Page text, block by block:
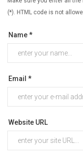
(*). HTML code is not
Name *
Email *
Website URL